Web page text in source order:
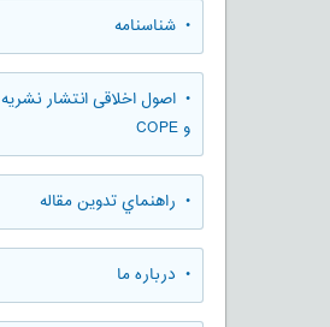
• شناسنامه
• اصول اخلاقی انتشار نشریه
و COPE
• راهنماي تدوين مقاله
• درباره ما